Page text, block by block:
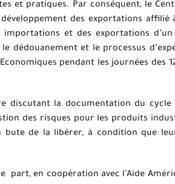
et pratiques. Par conséquent, le
des exportations affilié
et des exportations
dédouanement et le processus
pendant les journées des
discutant la documentation du
des risques pour les produits
bute de la libérer, à condition que
part, en coopération avec l’Aide